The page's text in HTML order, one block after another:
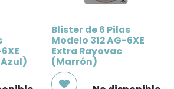
Blister de 6 Pilas
Modelo 312 AG-6XE
Extra Rayovac
(Marrón)